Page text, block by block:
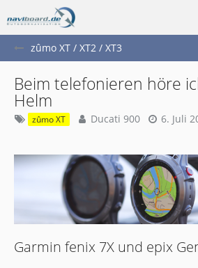
zûmo XT / XT2 / XT3
Beim telefonieren höre
Helm
zûmo XT Ducati 900 6. Juli
Garmin fenix 7X und epix